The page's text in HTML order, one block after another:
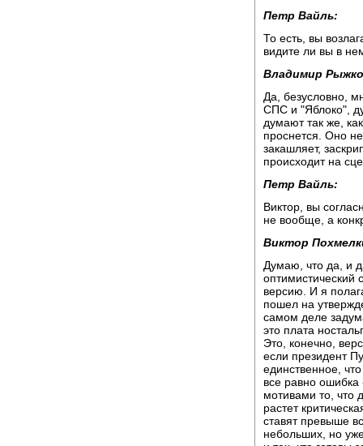
Петр Вайль:
То есть, вы
видите ли вы в
Владимир
Да, безусловно,
СПС и "Яблоко",
думают так же,
проснется. Оно
закашляет,
происходит на
Петр Вайль:
Виктор, вы
не вообще, а
Виктор
Думаю, что да, и
версию. И я
пошел на
самом деле
это плата
Это, конечно,
если президент
единственное,
все равно ошибка
мотивами то, что
растет
ставят превыше
небольших, но